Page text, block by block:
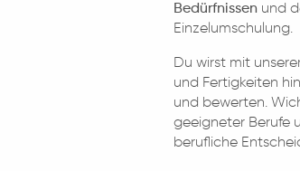
Bedürfnissen und
Einzelumschulung.
Du wirst mit
und Fertigkeiten
und bewerten.
geeigneter Berufe
berufliche